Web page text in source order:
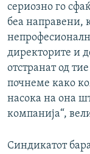
сериозно го
беа направени,
директорите и
отстранат од
почнеме како
насока на она
компанија“,
Синдикатот